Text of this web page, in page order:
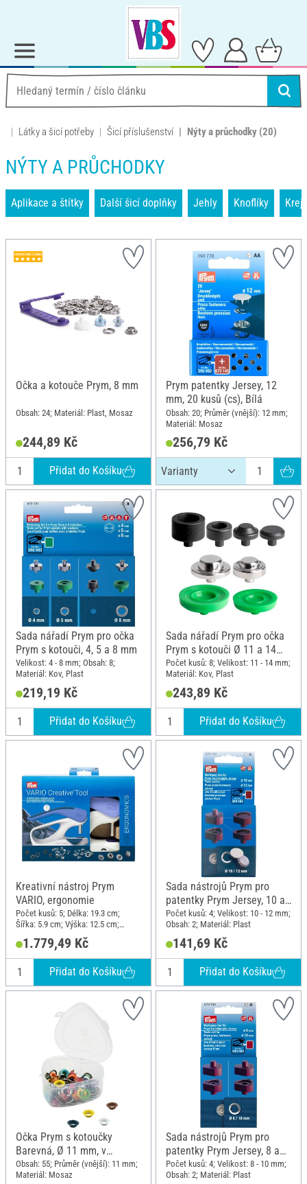
Látky a šicí potřeby Šicí příslušenství Nýty a průchodky (20)
NÝTY A PRŮCHODKY
Aplikace a štítky Další šicí doplňky Jehly Knoflíky
Očka a kotouče Prym, 8 mm
Obsah: 24; Materiál: Plast, Mosaz
244,89 Kč
Přidat do Košíku
Prym patentky Jersey, 12
mm, 20 kusů (cs), Bílá
Obsah: 20; Průměr (vnější): 12 mm;
Materiál: Mosaz
256,79 Kč
Sada nářadí Prym pro očka
Prym s kotouči, 4, 5 a 8 mm
Velikost: 4 - 8 mm; Obsah: 8;
Materiál: Kov, Plast
219,19 Kč
Přidat do Košíku
Sada nářadí Prym pro očka
Prym s kotouči Ø 11 a 14
mm
Počet kusů: 8; Velikost: 11 - 14 mm;
Materiál: Kov, Plast
243,89 Kč
Přidat do Košíku
Kreativní nástroj Prym
VARIO, ergonomie
Počet kusů: 5; Délka: 19.3 cm;
Šířka: 5.9 cm; Výška: 12.5 cm;
Materiál: Plast, Kov
1.779,49 Kč
Přidat do Košíku
Sada nástrojů Prym pro
patentky Prym Jersey, 10 a
12 mm
Počet kusů: 4; Velikost: 10 - 12 mm;
Obsah: 2; Materiál: Plast
141,69 Kč
Přidat do Košíku
Očka Prym s kotoučky
Barevná, Ø 11 mm, v
krabičce se srdíčkem
Obsah: 55; Průměr (vnější): 11 mm;
Materiál: Mosaz
Sada nástrojů Prym pro
patentky Prym Jersey, 8 a
10 mm
Počet kusů: 4; Velikost: 8 - 10 mm;
Obsah: 2; Materiál: Plast